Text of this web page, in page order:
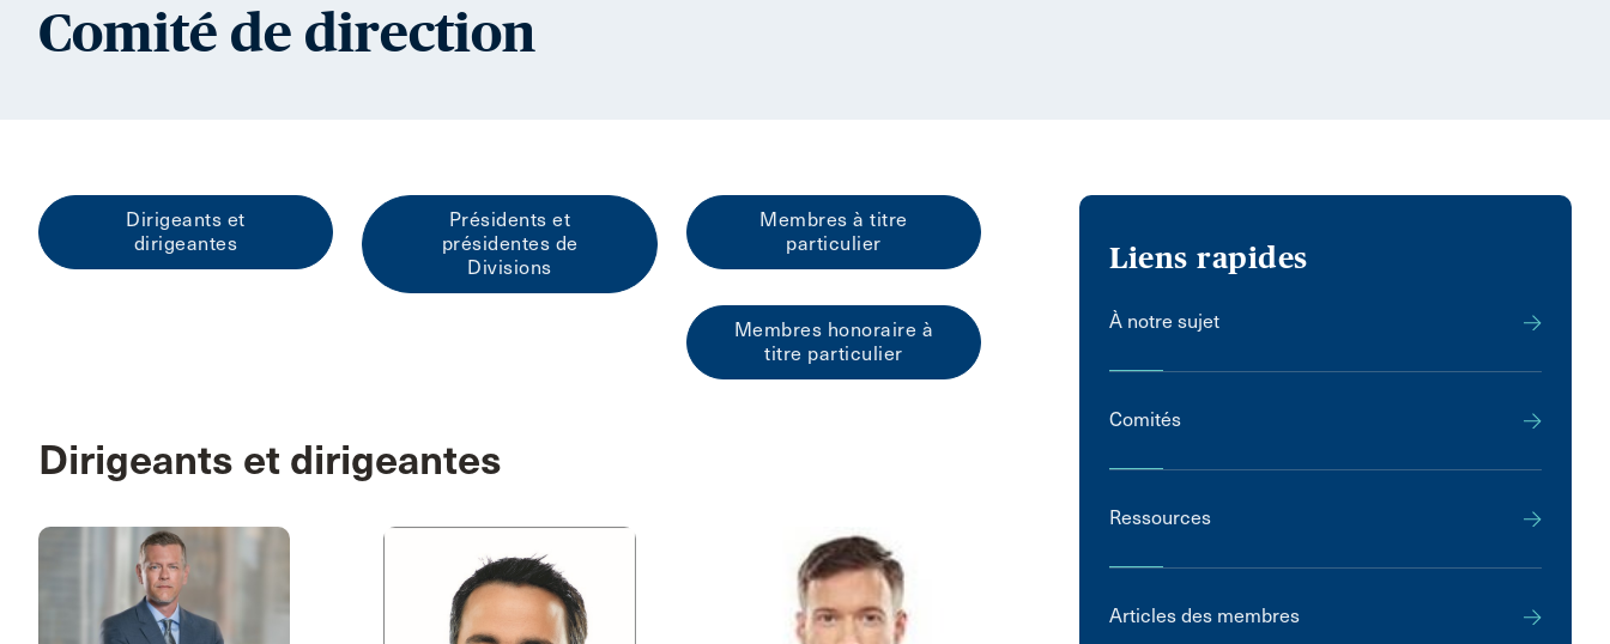
Comité de direction
Dirigeants et
dirigeantes
Présidents et
présidentes de
Divisions
Membres à titre
particulier
Membres honoraire à
titre particulier
Dirigeants et dirigeantes
Liens rapides
À notre sujet
Comités
Ressources
Articles des membres